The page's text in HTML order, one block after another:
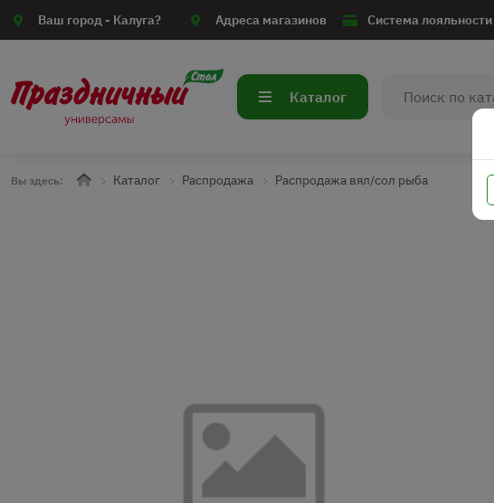
Ваш город - Калуга? Адреса магазинов Система лояльности
Каталог
Вы здесь: Каталог Распродажа Распродажа вял/сол рыба